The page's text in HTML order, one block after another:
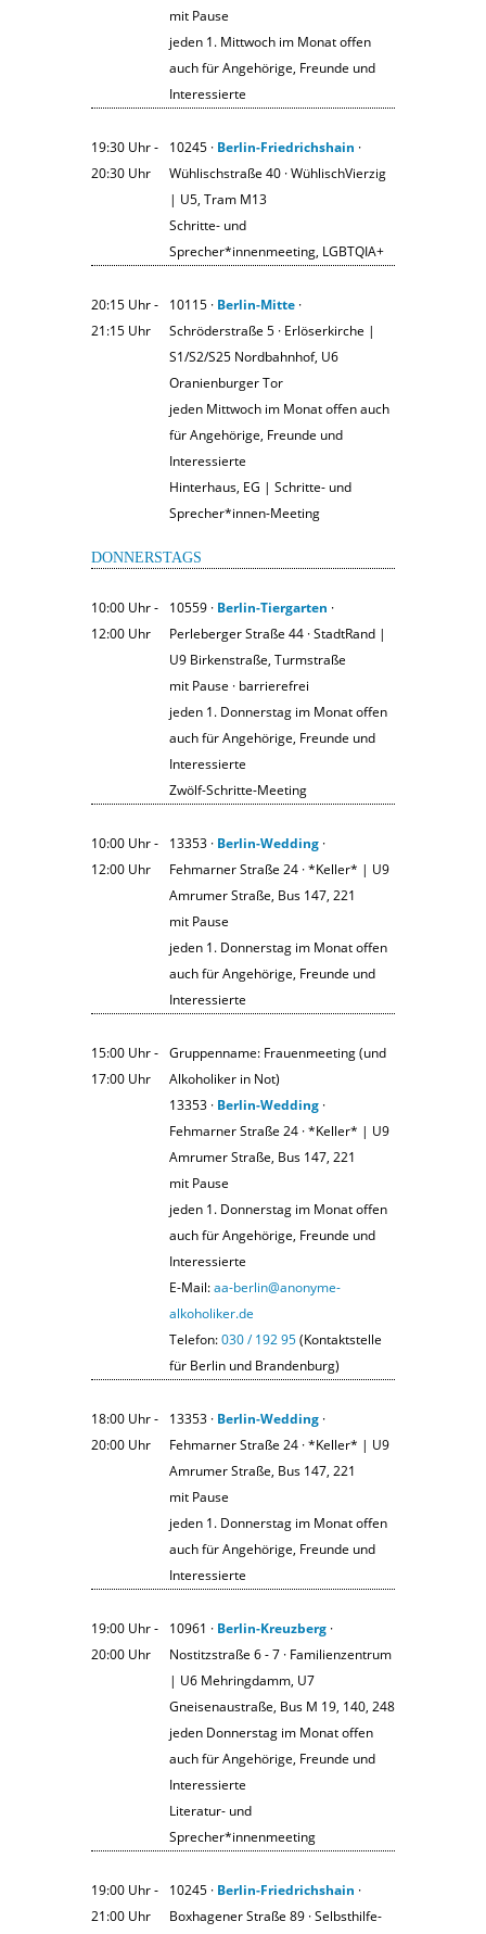
mit Pause
jeden 1. Mittwoch im Monat offen
auch für Angehörige, Freunde und
Interessierte
19:30 Uhr ‐
20:30 Uhr
10245 · Berlin-Friedrichshain ·
Wühlischstraße 40 · WühlischVierzig
| U5, Tram M13
Schritte- und
Sprecher*innenmeeting, LGBTQIA+
20:15 Uhr ‐
21:15 Uhr
10115 · Berlin-Mitte ·
Schröderstraße 5 · Erlöserkirche |
S1/S2/S25 Nordbahnhof, U6
Oranienburger Tor
jeden Mittwoch im Monat offen auch
für Angehörige, Freunde und
Interessierte
Hinterhaus, EG | Schritte- und
Sprecher*innen-Meeting
DONNERSTAGS
10:00 Uhr ‐
12:00 Uhr
10559 · Berlin-Tiergarten ·
Perleberger Straße 44 · StadtRand |
U9 Birkenstraße, Turmstraße
mit Pause · barrierefrei
jeden 1. Donnerstag im Monat offen
auch für Angehörige, Freunde und
Interessierte
Zwölf-Schritte-Meeting
10:00 Uhr ‐
12:00 Uhr
13353 · Berlin-Wedding ·
Fehmarner Straße 24 · *Keller* | U9
Amrumer Straße, Bus 147, 221
mit Pause
jeden 1. Donnerstag im Monat offen
auch für Angehörige, Freunde und
Interessierte
15:00 Uhr ‐
17:00 Uhr
Gruppenname: Frauenmeeting (und
Alkoholiker in Not)
13353 · Berlin-Wedding ·
Fehmarner Straße 24 · *Keller* | U9
Amrumer Straße, Bus 147, 221
mit Pause
jeden 1. Donnerstag im Monat offen
auch für Angehörige, Freunde und
Interessierte
E-Mail:aa-berlin@anonyme-
alkoholiker.de
Telefon:030 / 192 95(Kontaktstelle
für Berlin und Brandenburg)
18:00 Uhr ‐
20:00 Uhr
13353 · Berlin-Wedding ·
Fehmarner Straße 24 · *Keller* | U9
Amrumer Straße, Bus 147, 221
mit Pause
jeden 1. Donnerstag im Monat offen
auch für Angehörige, Freunde und
Interessierte
19:00 Uhr ‐
20:00 Uhr
10961 · Berlin-Kreuzberg ·
Nostitzstraße 6 - 7 · Familienzentrum
| U6 Mehringdamm, U7
Gneisenaustraße, Bus M 19, 140, 248
jeden Donnerstag im Monat offen
auch für Angehörige, Freunde und
Interessierte
Literatur- und
Sprecher*innenmeeting
19:00 Uhr ‐
21:00 Uhr
10245 · Berlin-Friedrichshain ·
Boxhagener Straße 89 · Selbsthilfe-